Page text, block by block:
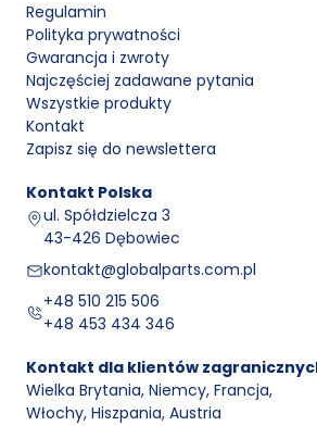
Regulamin
Polityka prywatności
Gwarancja i zwroty
Najczęściej zadawane pytania
Wszystkie produkty
Kontakt
Zapisz się do newslettera
Kontakt Polska
ul. Spółdzielcza 3
43-426 Dębowiec
kontakt@globalparts.com.pl
+48 510 215 506
+48 453 434 346
Kontakt dla klientów
Wielka Brytania, Niemcy, Francja,
Włochy, Hiszpania, Austria